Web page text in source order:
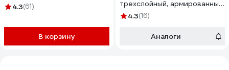
четырехслойный, 3/4", 25 м
4.3(61)
В корзину
трехслойный, армированный,
1", 25 м, жёлтый 73/7/2/34
4.3(16)
Аналоги